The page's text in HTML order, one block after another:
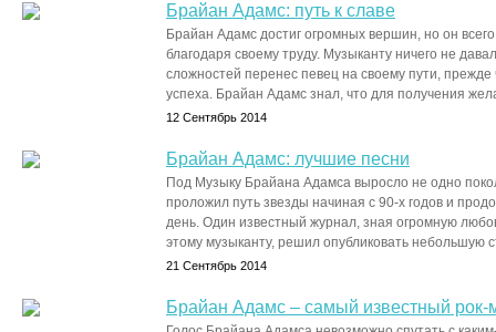
Брайан Адамс: путь к славе
Брайан Адамс достиг огромных вершин, но он
благодаря своему труду. Музыканту ничего не
сложностей перенес певец на своему пути,
успеха. Брайан Адамс знал, что для получения
12 Сентябрь 2014
Брайан Адамс: лучшие песни
Под Музыку Брайана Адамса выросло не одно
проложил путь звезды начиная с 90-х годов и
день. Один известный журнал, зная огромную
этому музыканту, решил опубликовать небольшую
21 Сентябрь 2014
Брайан Адамс – самый известный рок-